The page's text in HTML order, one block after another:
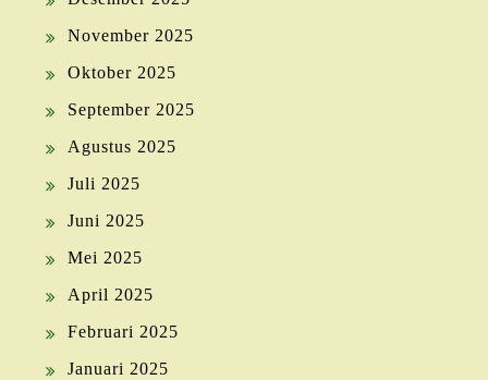
November 2025
Oktober 2025
September 2025
Agustus 2025
Juli 2025
Juni 2025
Mei 2025
April 2025
Februari 2025
Januari 2025